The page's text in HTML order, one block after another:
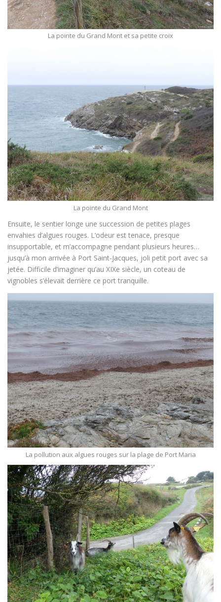
La pointe du Grand Mont et sa petite croix
La pointe du Grand Mont
Ensuite, le sentier longe une succession de petites plages
envahies d’algues rouges. L’odeur est tenace, presque
insupportable, et m’accompagne pendant plusieurs heures…
jusqu’à mon arrivée à Port Saint-Jacques, joli petit port avec sa
jetée. Difficile d’imaginer qu’au XIXe siècle, un coteau de
vignobles s’élevait derrière ce port tranquille.
La pollution aux algues rouges sur la plage de Port Maria